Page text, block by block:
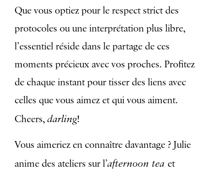
Que vous optiez pour le respect strict des
protocoles ou une interprétation plus libre,
l’essentiel réside dans le partage de ces
moments précieux avec vos proches. Profitez
de chaque instant pour tisser des liens avec
celles que vous aimez et qui vous aiment.
Cheers, darling!
Vous aimeriez en connaître davantage ? Julie
anime des ateliers sur l’afternoon tea et